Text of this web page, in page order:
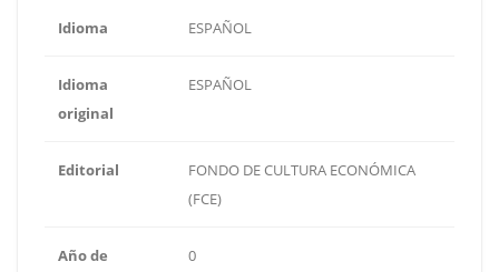
Idioma ESPAÑOL
Idioma
original
ESPAÑOL
Editorial
FONDO DE CULTURA ECONÓMICA
(FCE)
Año de
0